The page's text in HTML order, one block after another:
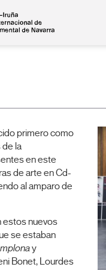
primero como
la
en este
de arte en Cd-
al amparo de
estos nuevos
se estaban
y
Bonet, Lourdes